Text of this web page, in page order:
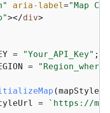
aria-label="Map
></div>
= "Your_API_Key" ;
=
(mapStyle,
= `https://